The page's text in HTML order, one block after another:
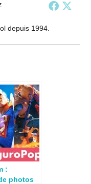
depuis 1994.
:
photos